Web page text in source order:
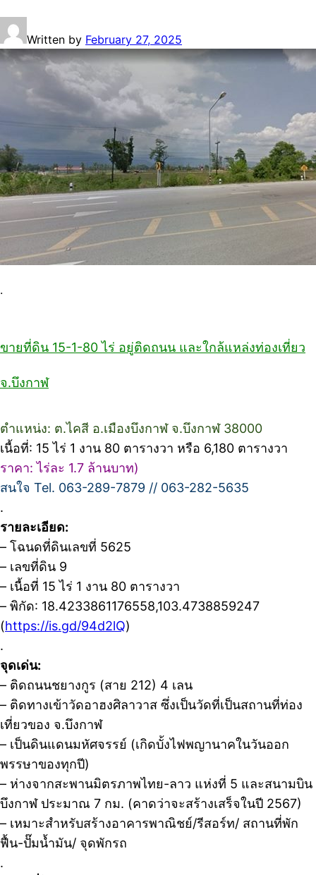
Written by February 27, 2025
.
ขายที่ดิน 15-1-80 ไร่ อยู่ติดถนน และใกล้แหล่งท่องเที่ยว
จ.บึงกาฬ
ตำแหน่ง: ต.ไคสี อ.เมืองบึงกาฬ จ.บึงกาฬ 38000
เนื้อที่: 15 ไร่ 1 งาน 80 ตารางวา หรือ 6,180 ตารางวา
ราคา: ไร่ละ 1.7 ล้านบาท)
สนใจ Tel. 063-289-7879 // 063-282-5635
.
รายละเอียด:
– โฉนดที่ดินเลขที่ 5625
– เลขที่ดิน 9
– เนื้อที่ 15 ไร่ 1 งาน 80 ตารางวา
– พิกัด: 18.4233861176558,103.4738859247
(https://is.gd/94d2lQ)
.
จุดเด่น:
– ติดถนนชยางกูร (สาย 212) 4 เลน
– ติดทางเข้าวัดอาฮงศิลาวาส ซึ่งเป็นวัดที่เป็นสถานที่ท่อง
เที่ยวของ จ.บึงกาฬ
– เป็นดินแดนมหัศจรรย์ (เกิดบั้งไฟพญานาคในวันออก
พรรษาของทุกปี)
– ห่างจากสะพานมิตรภาพไทย-ลาว แห่งที่ 5 และสนามบิน
บึงกาฬ ประมาณ 7 กม. (คาดว่าจะสร้างเสร็จในปี 2567)
– เหมาะสำหรับสร้างอาคารพาณิชย์/รีสอร์ท/ สถานที่พัก
ฟื้น-ปั๊มน้ำมัน/ จุดพักรถ
.